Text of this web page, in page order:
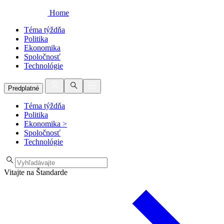
Home
Téma týždňa
Politika
Ekonomika
Spoločnosť
Technológie
Predplatné
Téma týždňa
Politika
Ekonomika >
Spoločnosť
Technológie
Vitajte na Štandarde